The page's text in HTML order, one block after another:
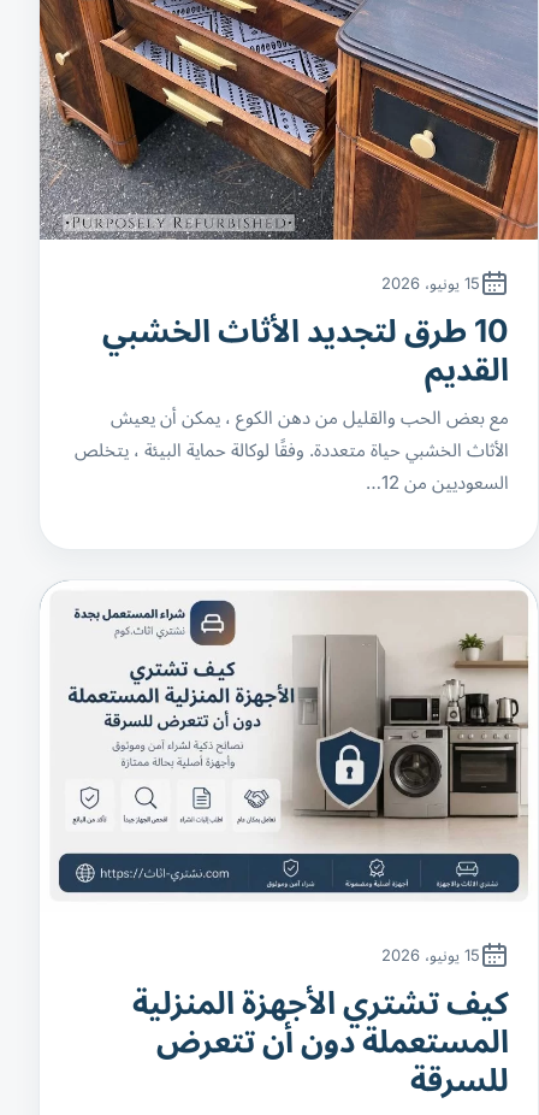
15 يونيو، 2026
10 طرق لتجديد الأثاث الخشبي
القديم
مع بعض الحب والقليل من دهن الكوع ، يمكن أن يعيش
الأثاث الخشبي حياة متعددة. وفقًا لوكالة حماية البيئة ، يتخلص
السعوديين من 12…
15 يونيو، 2026
كيف تشتري الأجهزة المنزلية
المستعملة دون أن تتعرض
للسرقة